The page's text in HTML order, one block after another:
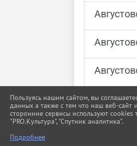
Пользуясь нашим сайтом, вы
данных а также с тем что наш веб-сайт
сторонние сервисы используют cookies
"PRO.Культура", "Спутник аналитика".
Подробнее